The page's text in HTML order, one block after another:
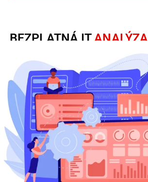
BEZPLATNÁ IT ANALÝZA